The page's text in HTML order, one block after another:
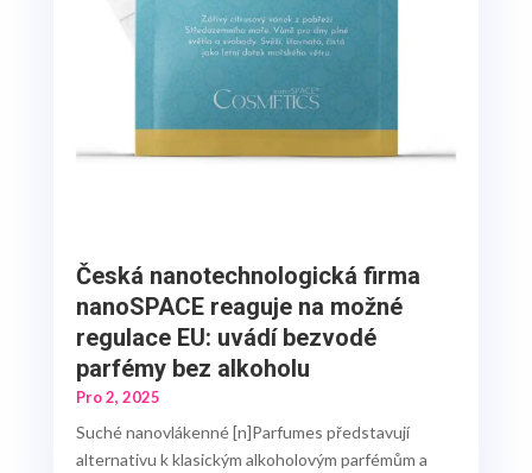
Česká nanotechnologická firma
nanoSPACE reaguje na možné
regulace EU: uvádí bezvodé
parfémy bez alkoholu
Pro 2, 2025
Suché nanovlákenné [n]Parfumes představují
alternativu k klasickým alkoholovým parfémům a